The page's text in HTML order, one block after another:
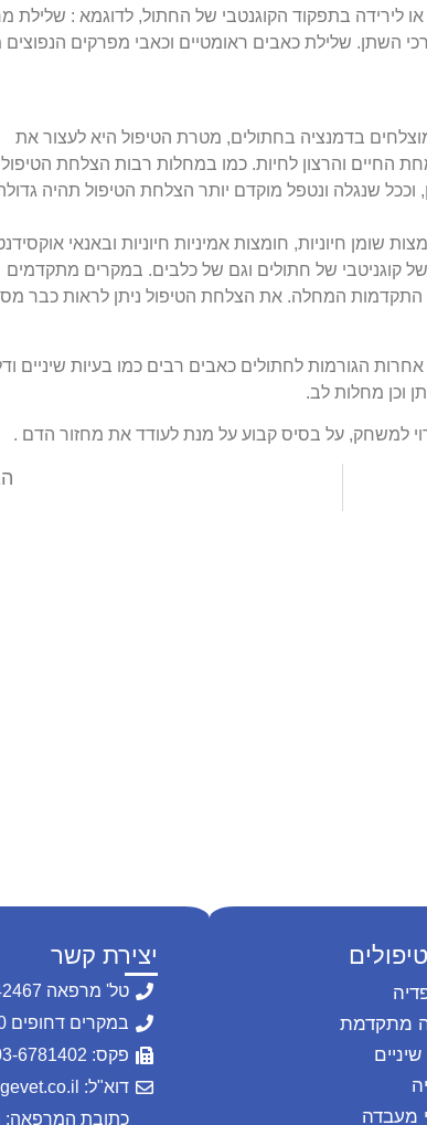
או לירידה בתפקוד הקוגנטבי של החתול, לדוגמא : שלילת
השתן. שלילת כאבים ראומטיים וכאבי מפרקים הנפוצים
בדמנציה בחתולים, מטרת הטיפול היא לעצור את
החיים והרצון לחיות. כמו במחלות רבות הצלחת הטיפול
וככל שנגלה ונטפל מוקדם יותר הצלחת הטיפול תהיה
שומן חיוניות, חומצות אמיניות חיוניות ובאנאי
קוגניטבי של חתולים וגם של כלבים. במקרים מתקדמים
המחלה. את הצלחת הטיפול ניתן לראות כבר
הגורמות לחתולים כאבים רבים כמו בעיות שיניים
וכן מחלות לב.
למשחק, על בסיס קבוע על מנת לעודד את מחזור הדם .
מתקדמת
שיניים
מעבדה
יצירת קשר
טל' מרפאה 03-6742467
במקרים דחופים 054-2226210
פקס: 03-6781402
דוא"ל: office@regevet.co.il